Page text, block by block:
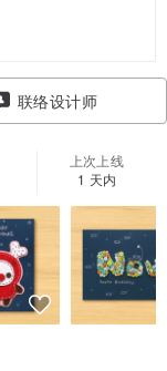
联络设计师
上次上线
1 天内